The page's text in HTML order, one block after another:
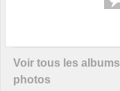
Voir tous les albums
photos